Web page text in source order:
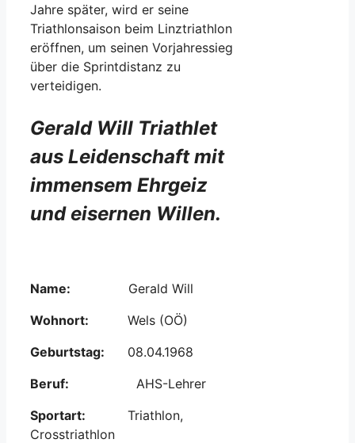
Jahre später, wird er seine
Triathlonsaison beim Linztriathlon
eröffnen, um seinen Vorjahressieg
über die Sprintdistanz zu
verteidigen.
Gerald Will Triathlet
aus Leidenschaft mit
immensem Ehrgeiz
und eisernen Willen.
Name:
Gerald Will
Wohnort:
Wels (OÖ)
Geburtstag:
08.04.1968
Beruf: AHS-Lehrer
Sportart:
Triathlon,
Crosstriathlon